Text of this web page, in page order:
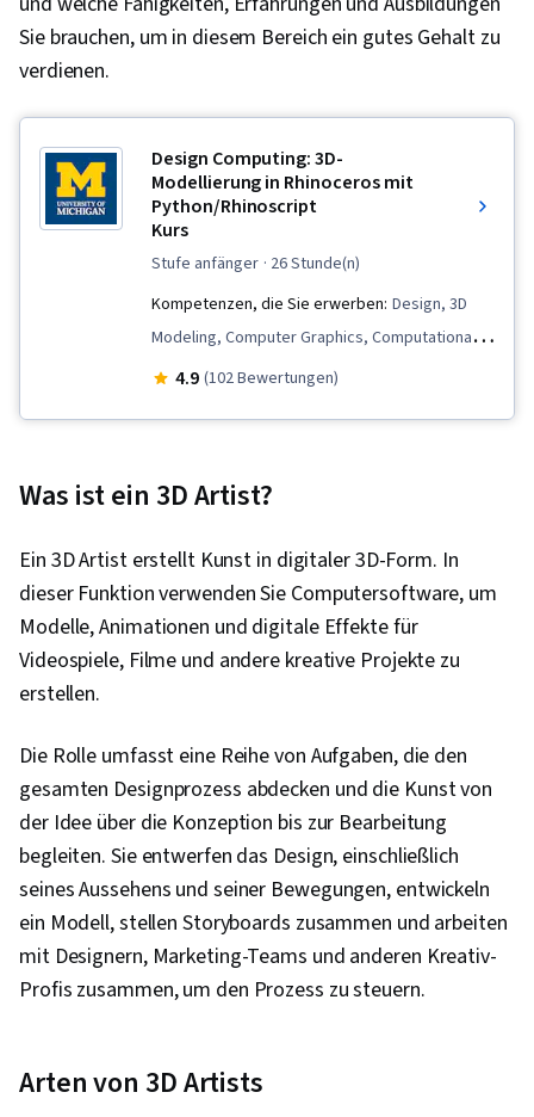
Sie brauchen, um in diesem Bereich ein gutes Gehalt zu
verdienen.
Design Computing: 3D-
Modellierung in Rhinoceros mit
Python/Rhinoscript
Kurs
stufe anfänger · 26 Stunde(n)
Kompetenzen, die Sie erwerben: Design, 3D
Modeling, Computer Graphics, Computational
Logic, Data Structures, Visualization (Computer
Scripting
4.9 (102 Bewertungen)
Was ist ein 3D Artist?
Ein 3D Artist erstellt Kunst in digitaler 3D-Form. In
dieser Funktion verwenden Sie Computersoftware, um
Modelle, Animationen und digitale Effekte für
Videospiele, Filme und andere kreative Projekte zu
erstellen.
Die Rolle umfasst eine Reihe von Aufgaben, die den
gesamten Designprozess abdecken und die Kunst von
der Idee über die Konzeption bis zur Bearbeitung
begleiten. Sie entwerfen das Design, einschließlich
seines Aussehens und seiner Bewegungen, entwickeln
ein Modell, stellen Storyboards zusammen und arbeiten
mit Designern, Marketing-Teams und anderen Kreativ-
Profis zusammen, um den Prozess zu steuern.
Arten von 3D Artists